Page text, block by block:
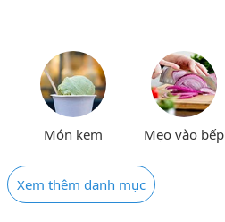
Món kem Mẹo vào bếp
Xem thêm danh mục